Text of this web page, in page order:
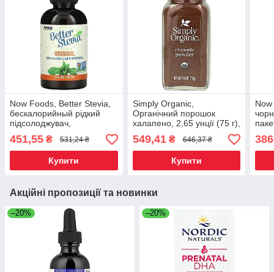
Now Foods, Better Stevia,
бескалорийный рідкий
підсолоджувач,
оригінальний, 59 мл (2
рідких унції), Київ
451,55 ₴ 531,24 ₴
Купити
Simply Organic,
Органічний порошок
халапено, 2,65 унції (75 г),
Київ
549,41₴ 646,37 ₴
Купити
Київ
Акційні пропозиції та новинки
–20% –20%